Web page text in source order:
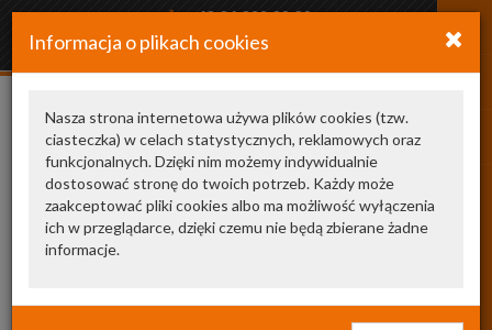
+48 34 366 20 20
arkozamowienia@gmail.com
Informacja o plikach cookies
Nasza strona internetowa używa plików cookies (tzw.
ciasteczka) w celach statystycznych, reklamowych oraz
funkcjonalnych. Dzięki nim możemy indywidualnie
dostosować stronę do twoich potrzeb. Każdy może
zaakceptować pliki cookies albo ma możliwość wyłączenia
ich w przeglądarce, dzięki czemu nie będą zbierane żadne
informacje.
Pokaż odpowiedniki
93450753ORGINAŁ